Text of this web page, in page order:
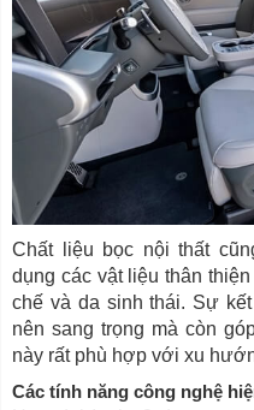
Chất liệu bọc nội thất
dụng các vật liệu thân
chế và da sinh thái. Sự
nên sang trọng mà còn
này rất phù hợp với xu
Các tính năng công nghệ